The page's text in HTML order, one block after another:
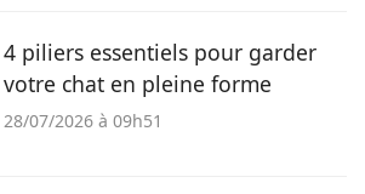
4 piliers essentiels pour garder
votre chat en pleine forme
28/07/2026 à 09h51